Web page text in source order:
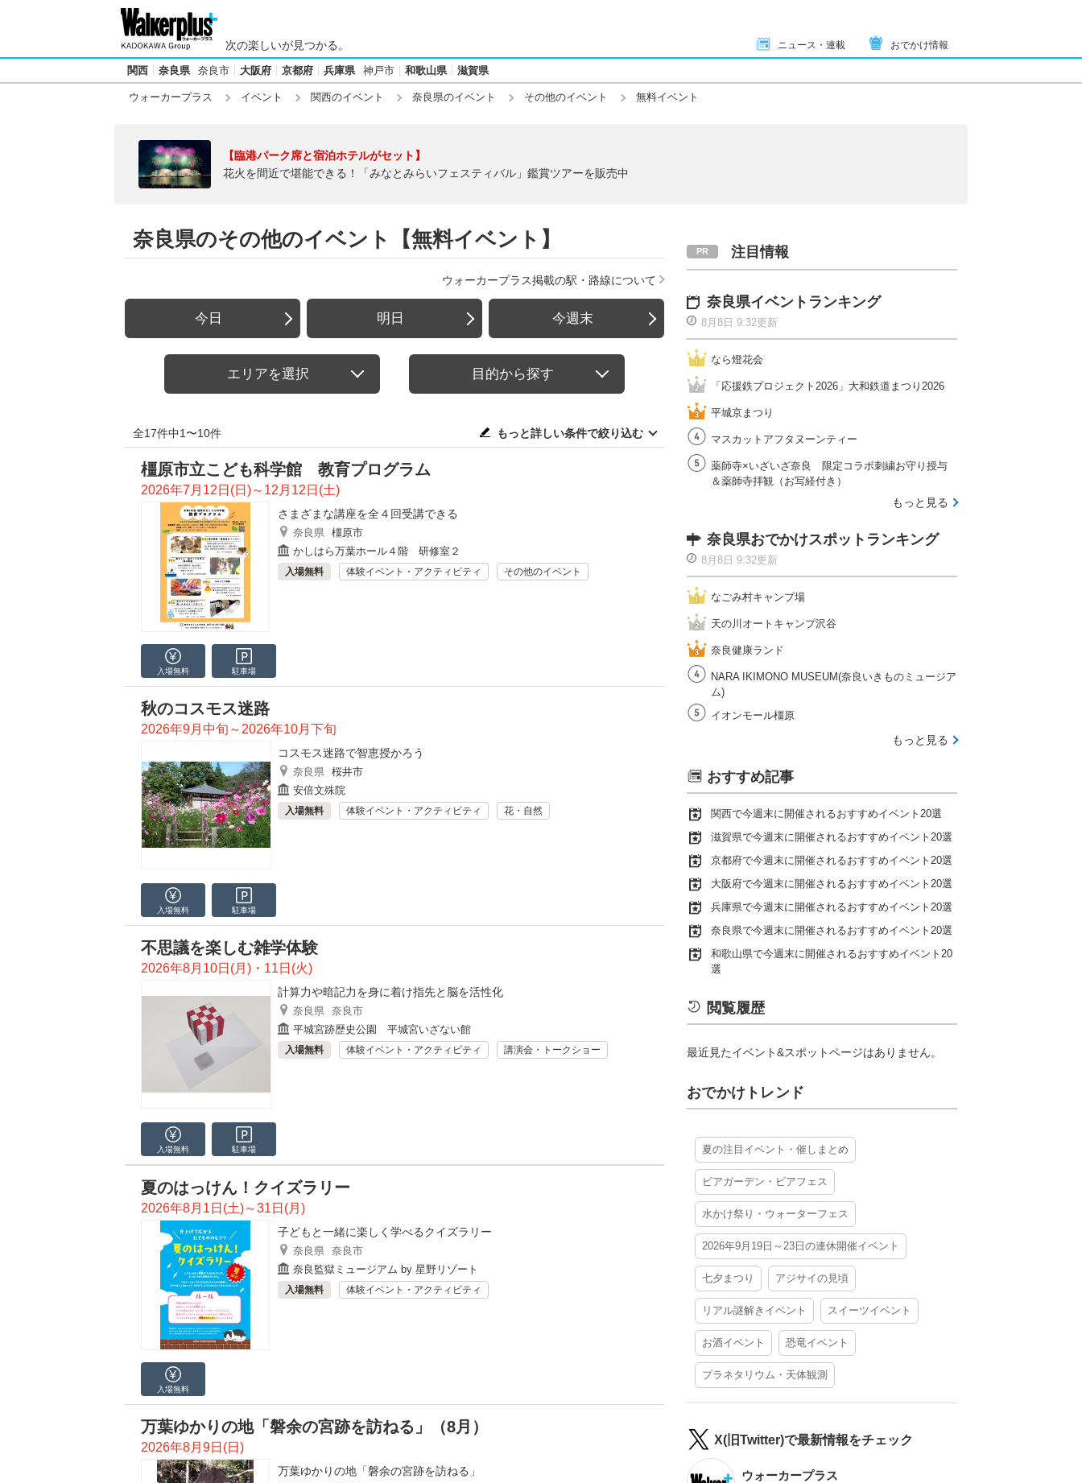
次の楽しいが見つかる。 ニュース・連載 おでかけ情報
関西 奈良県 奈良市 大阪府 京都府 兵庫県 神戸市 和歌山県 滋賀県
ウォーカープラス イベント 関西のイベント 奈良県のイベント その他のイベント 無料イベント
【臨港パーク席と宿泊ホテルがセット】
花火を間近で堪能できる！「みなとみらいフェスティバル」鑑賞ツアーを販売中
奈良県のその他のイベント【無料イベント】
ウォーカープラス掲載の駅・路線について
今日 明日 今週末
エリアを選択 目的から探す
全17件中1〜10件 もっと詳しい条件で絞り込む
橿原市立こども科学館 教育プログラム
2026年7月12日(日)～12月12日(土)
さまざまな講座を全４回受講できる
奈良県 橿原市
かしはら万葉ホール４階 研修室２
入場無料 体験イベント・アクティビティ その他のイベント
入場無料 駐車場
秋のコスモス迷路
2026年9月中旬～2026年10月下旬
コスモス迷路で智恵授かろう
奈良県 桜井市
安倍文殊院
入場無料 体験イベント・アクティビティ 花・自然
入場無料 駐車場
不思議を楽しむ雑学体験
2026年8月10日(月)・11日(火)
計算力や暗記力を身に着け指先と脳を活性化
奈良県 奈良市
平城宮跡歴史公園 平城宮いざない館
入場無料 体験イベント・アクティビティ 講演会・トークショー
入場無料 駐車場
夏のはっけん！クイズラリー
2026年8月1日(土)～31日(月)
子どもと一緒に楽しく学べるクイズラリー
奈良県 奈良市
奈良監獄ミュージアム by 星野リゾート
入場無料 体験イベント・アクティビティ
入場無料
万葉ゆかりの地「磐余の宮跡を訪ねる」（8月）
2026年8月9日(日)
万葉ゆかりの地「磐余の宮跡を訪ねる」
注目情報
奈良県イベントランキング
8月8日 9:32更新
なら燈花会
「応援鉄プロジェクト2026」大和鉄道まつり2026
平城京まつり
マスカットアフタヌーンティー
薬師寺×いざいざ奈良 限定コラボ刺繍お守り授与
＆薬師寺拝観（お写経付き）
もっと見る
奈良県おでかけスポットランキング
8月8日 9:32更新
なごみ村キャンプ場
天の川オートキャンプ沢谷
奈良健康ランド
NARA IKIMONO MUSEUM(奈良いきものミュージア
ム)
イオンモール橿原
もっと見る
おすすめ記事
関西で今週末に開催されるおすすめイベント20選
滋賀県で今週末に開催されるおすすめイベント20選
京都府で今週末に開催されるおすすめイベント20選
大阪府で今週末に開催されるおすすめイベント20選
兵庫県で今週末に開催されるおすすめイベント20選
奈良県で今週末に開催されるおすすめイベント20選
和歌山県で今週末に開催されるおすすめイベント20
選
閲覧履歴
最近見たイベント&スポットページはありません。
おでかけトレンド
夏の注目イベント・催しまとめ
ビアガーデン・ビアフェス
水かけ祭り・ウォーターフェス
2026年9月19日～23日の連休開催イベント
七夕まつり アジサイの見頃
リアル謎解きイベント スイーツイベント
お酒イベント 恐竜イベント
プラネタリウム・天体観測
X(旧Twitter)で最新情報をチェック
ウォーカープラス